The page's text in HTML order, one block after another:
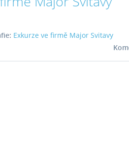
Exkurze ve firmě Major Svitavy